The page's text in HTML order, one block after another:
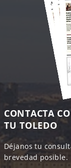
CONTACTA
TU TOLEDO
Déjanos tu
brevedad posible.